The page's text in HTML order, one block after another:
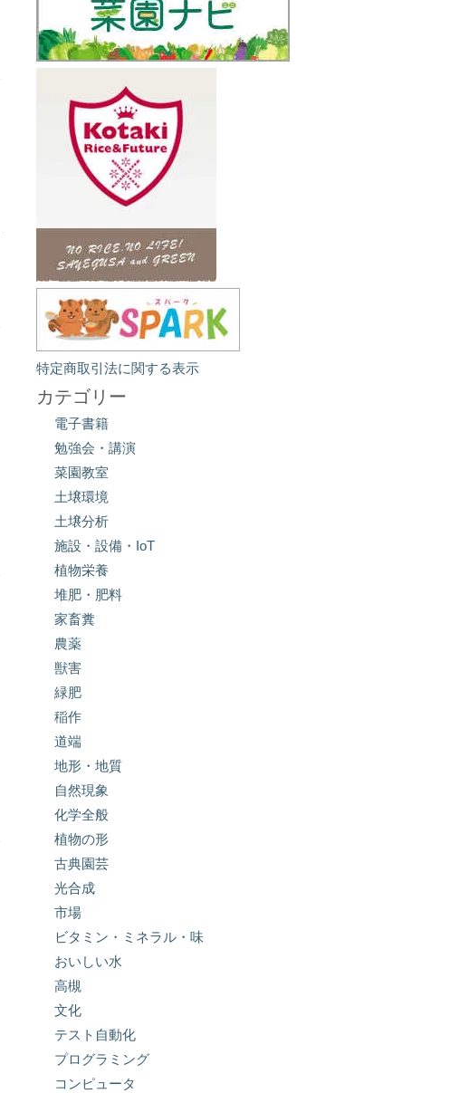
特定商取引法に関する表示
カテゴリー
電子書籍
勉強会・講演
菜園教室
土壌環境
土壌分析
施設・設備・IoT
植物栄養
堆肥・肥料
家畜糞
農薬
獣害
緑肥
稲作
道端
地形・地質
自然現象
化学全般
植物の形
古典園芸
光合成
市場
ビタミン・ミネラル・味
おいしい水
高槻
文化
テスト自動化
プログラミング
コンピュータ